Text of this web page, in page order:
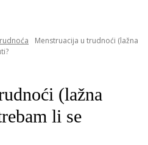
Menstruacija u trudnoći (lažna
(lažna
li se